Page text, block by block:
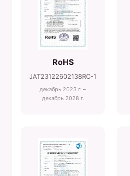
RoHS
JAT23122602138RC-1
декабрь 2023 г. –
декабрь 2028 г.